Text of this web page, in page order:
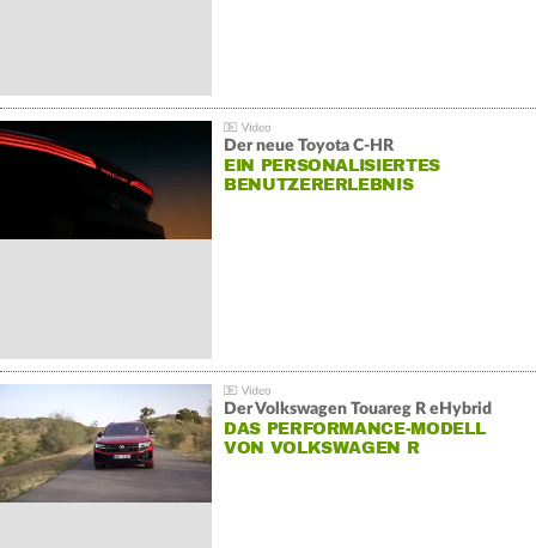
Der neue Toyota C-HR
EIN PERSONALISIERTES
BENUTZERERLEBNIS
Der Volkswagen Touareg R eHybrid
DAS PERFORMANCE-MODELL
VON VOLKSWAGEN R